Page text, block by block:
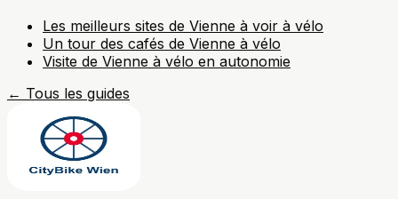
Les meilleurs sites de Vienne à voir à vélo
Un tour des cafés de Vienne à vélo
Visite de Vienne à vélo en autonomie
← Tous les guides